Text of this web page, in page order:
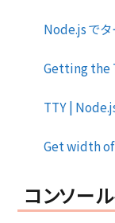
Node.js で
Getting the
TTY |
Get width
コンソー